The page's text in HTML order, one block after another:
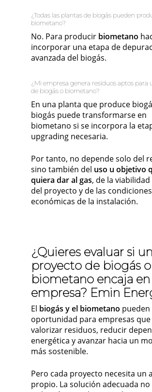
¿Todas las plantas de biogás pueden
biometano?
No. Para producir biometano
incorporar una etapa de
avanzada del biogás.
¿Mi empresa genera residuos aptos para
de biogás o biometano?
En una planta que produce
biogás puede transformarse en
biometano si se incorpora la
upgrading necesaria.
Por tanto, no depende solo del
sino también del uso u objetivo
quiera dar al gas, de la
del proyecto y de las condiciones
económicas de la instalación.
¿Quieres evaluar si un
proyecto de biogás o
biometano encaja
empresa? Emin
El biogás y el biometano pueden
oportunidad para empresas
valorizar residuos, reducir
energética y avanzar hacia un
más sostenible.
Pero cada proyecto necesita un
propio. La solución adecuada